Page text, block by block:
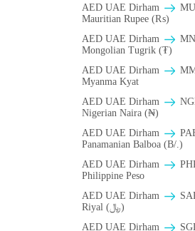
AED UAE Dirham
Mauritian Rupee (₨)
AED UAE Dirham
Mongolian Tugrik (₮)
AED UAE Dirham
Myanma Kyat
AED UAE Dirham
Nigerian Naira (₦)
AED UAE Dirham
Panamanian Balboa (B/.)
AED UAE Dirham
Philippine Peso
AED UAE Dirham
Riyal (﷼)
AED UAE Dirham